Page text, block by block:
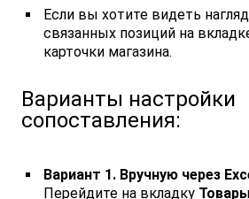
Если вы хотите видеть
связанных позиций на
карточки магазина.
Варианты настройки
сопоставления:
Вариант 1. Вручную через
Перейдите на вкладку Товары